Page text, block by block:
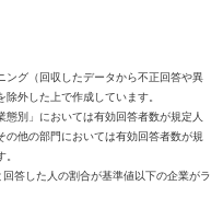
グ（回収したデータから不正回答や異
外した上で作成しています。
別」においては有効回答者数が規定人
他の部門においては有効回答者数が規
答した人の割合が基準値以下の企業がラ